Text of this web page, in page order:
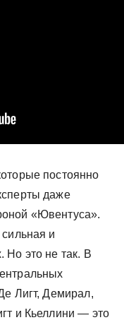
постоянно
даже
«Ювентуса».
и
Но это не так. В
Лигт, Демирал,
и Кьеллини — это